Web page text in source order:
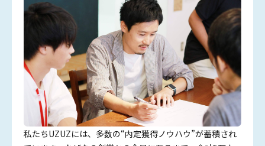
私たちUZUZには、多数の“内定獲得ノウハウ”が蓄積され